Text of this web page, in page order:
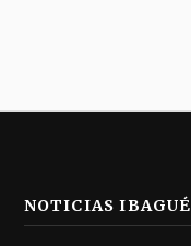
NOTICIAS IBAGUÉ